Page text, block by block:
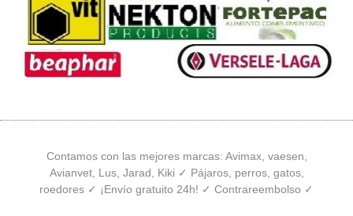
Contamos con las mejores marcas: Avimax, vaesen,
Avianvet, Lus, Jarad, Kiki ✓ Pájaros, perros, gatos,
roedores ✓ ¡Envío gratuito 24h! ✓ Contrareembolso ✓